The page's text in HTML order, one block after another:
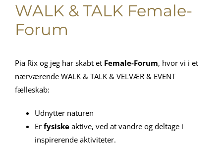
WALK & TALK Female-
Forum
Pia Rix og jeg har skabt et Female-Forum, hvor vi i et
nærværende WALK & TALK & VELVÆR & EVENT
fælleskab:
Udnytter naturen
Er fysiskeaktive, ved at vandre og deltage i
inspirerende aktiviteter.